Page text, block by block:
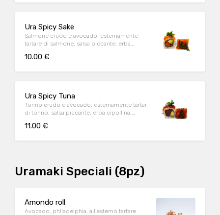
Ura Spicy Sake
Salmone crudo e avocado, esternamente
tartare di salmone, salsa piccante, erba
10.00 €
Ura Spicy Tuna
Tonno crudo e avocado, esternamente tartar
di tonno, salsa piccante, erba cipollina,
11.00 €
Uramaki Speciali (8pz)
Amondo roll
Avocado, philadelphia, all’esterno tartare